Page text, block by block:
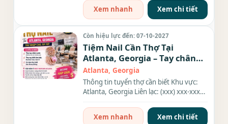
Xem nhanh
Xem chi tiết
Còn hiệu lực đến: 07-10-2027
Tiệm Nail Cần Thợ Tại
Atlanta, Georgia – Tay chân
nước, Gel, Everything
Atlanta, Georgia
Thông tin tuyển thợ cần biết Khu vực:
Atlanta, Georgia Liên lạc: (xxx) xxx-xxxx
Xem nhanh
Xem chi tiết